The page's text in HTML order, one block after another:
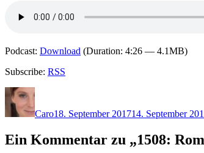
Podcast: Download (Duration: 4:26 — 4.1MB)
Subscribe: RSS
Autor
Caro18. September 201714. September
Ein Kommentar zu „1508: